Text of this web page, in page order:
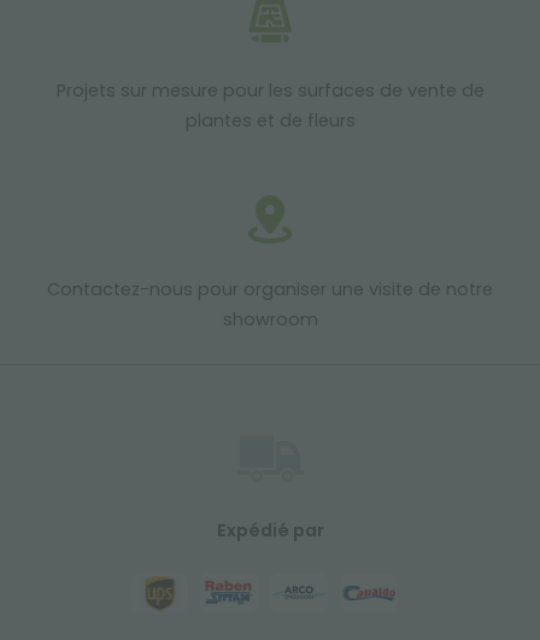
Projets sur mesure pour les surfaces de vente de
plantes et de fleurs
Contactez-nous pour organiser une visite de notre
showroom
Expédié par